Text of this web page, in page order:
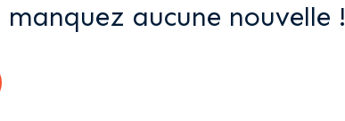
aucune nouvelle !